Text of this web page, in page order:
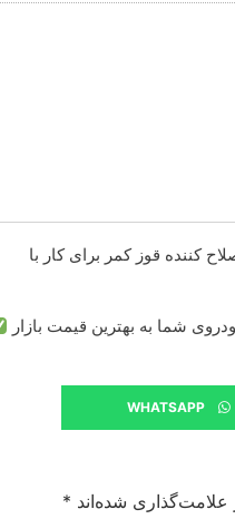
کننده قوز کمر برای کار با
شما به بهترین قیمت بازار
WHATSAPP
شده‌اند *